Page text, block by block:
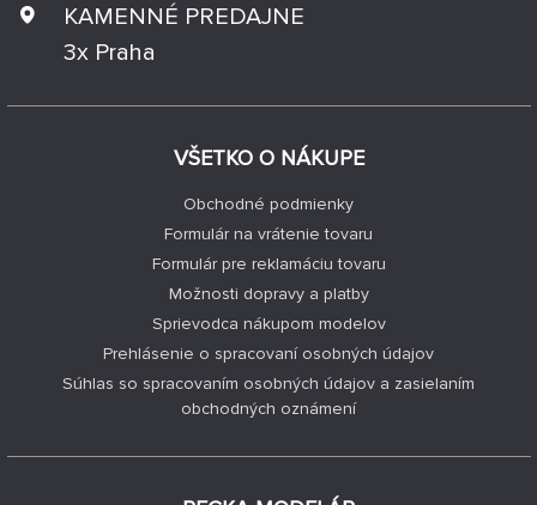
VŠETKO O NÁKUPE
Obchodné podmienky
Formulár na vrátenie tovaru
Formulár pre reklamáciu tovaru
Možnosti dopravy a platby
Sprievodca nákupom modelov
Prehlásenie o spracovaní osobných údajov
Súhlas so spracovaním osobných údajov a zasielaním
obchodných oznámení
KAMENNÉ PREDAJNE
3x Praha